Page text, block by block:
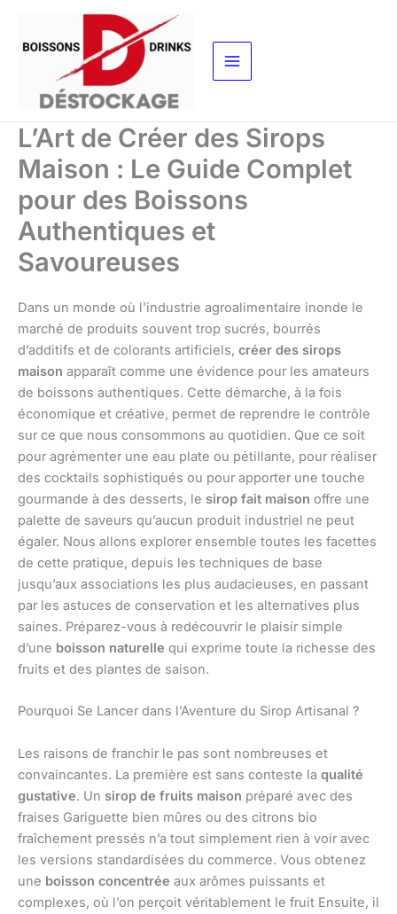
contenu
L’Art de Créer des Sirops
Maison : Le Guide Complet
pour des Boissons
Authentiques et
Savoureuses
Dans un monde où l’industrie agroalimentaire inonde le
marché de produits souvent trop sucrés, bourrés
d’additifs et de colorants artificiels, créer des sirops
maison apparaît comme une évidence pour les amateurs
de boissons authentiques. Cette démarche, à la fois
économique et créative, permet de reprendre le contrôle
sur ce que nous consommons au quotidien. Que ce soit
pour agrémenter une eau plate ou pétillante, pour réaliser
des cocktails sophistiqués ou pour apporter une touche
gourmande à des desserts, le sirop fait maison offre une
palette de saveurs qu’aucun produit industriel ne peut
égaler. Nous allons explorer ensemble toutes les facettes
de cette pratique, depuis les techniques de base
jusqu’aux associations les plus audacieuses, en passant
par les astuces de conservation et les alternatives plus
saines. Préparez-vous à redécouvrir le plaisir simple
d’une boisson naturelle qui exprime toute la richesse des
fruits et des plantes de saison.
Pourquoi Se Lancer dans l’Aventure du Sirop Artisanal ?
Les raisons de franchir le pas sont nombreuses et
convaincantes. La première est sans conteste la qualité
gustative. Un sirop de fruits maison préparé avec des
fraises Gariguette bien mûres ou des citrons bio
fraîchement pressés n’a tout simplement rien à voir avec
les versions standardisées du commerce. Vous obtenez
une boisson concentrée aux arômes puissants et
complexes, où l’on perçoit véritablement le fruit Ensuite, il